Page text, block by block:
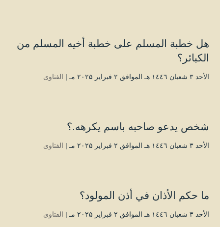
هل خطبة المسلم على خطبة أخيه المسلم من
الكبائر؟
الأحد ۳ شعبان ۱٤٤٦ هـ الموافق ۲ فبراير ۲۰۲۵ مـ | الفتاوى
شخص يدعو صاحبه باسم يكرهه.؟
الأحد ۳ شعبان ۱٤٤٦ هـ الموافق ۲ فبراير ۲۰۲۵ مـ | الفتاوى
ما حكم الأذان في أذن المولود؟
الأحد ۳ شعبان ۱٤٤٦ هـ الموافق ۲ فبراير ۲۰۲۵ مـ | الفتاوى